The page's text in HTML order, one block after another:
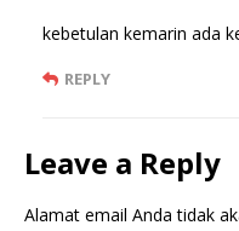
kebetulan kemarin ada
REPLY
Leave a Reply
Alamat email Anda tidak